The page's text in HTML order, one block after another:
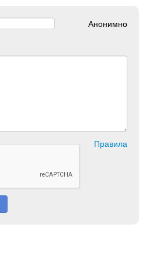
Анонимно
Правила